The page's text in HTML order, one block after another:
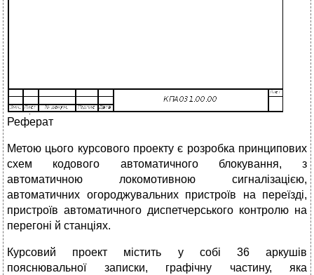
Реферат
Метою цього курсового проекту є розробка принципових
схем кодового автоматичного блокування, з
автоматичною локомотивною сигналізацією,
автоматичних огороджувальних пристроїв на переїзді,
пристроїв автоматичного диспетчерського контролю на
перегоні й станціях.
Курсовий проект містить у собі 36 аркушів
пояснювальної записки, графічну частину, яка